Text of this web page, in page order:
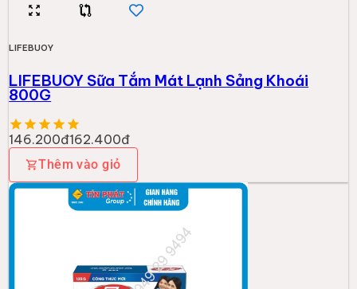
LIFEBUOY
LIFEBUOY Sữa Tắm Mát Lạnh Sảng Khoái
800G
146.200đ162.400đ
Thêm vào giỏ